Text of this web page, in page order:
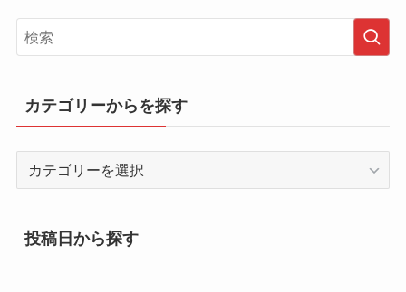
カテゴリーからを探す
リ
ー
投稿日から探す